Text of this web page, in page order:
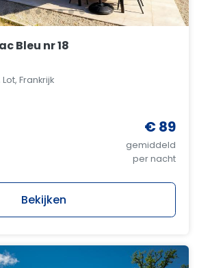
Bleu nr 18
Frankrijk
€ 89
gemiddeld
per nacht
Bekijken